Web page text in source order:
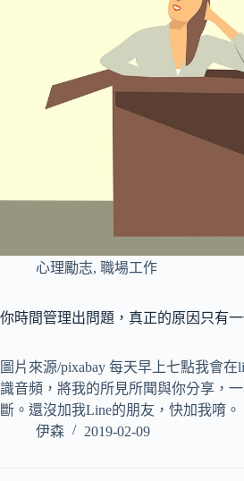
心理勵志, 職場工作
你時間管理出問題，真正的原因只有一
圖片來源/pixabay 每天早上七點我會在
識音頻，將我的所見所聞與你分享，
斷。還沒加我Line的朋友，快加我唷。
伊森
2019-02-09